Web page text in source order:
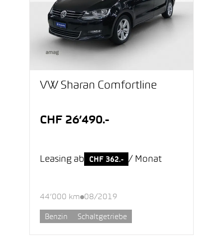
VW Sharan Comfortline
CHF 26’490.-
Leasing ab CHF 362.- / Monat
44’000 km 08/2019
Benzin Schaltgetriebe